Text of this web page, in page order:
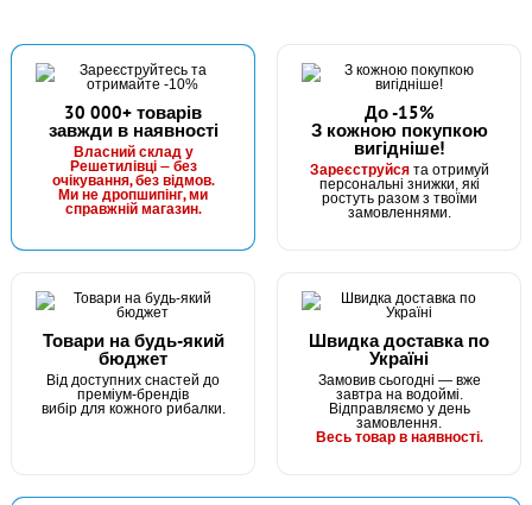
30 000+ товарів
завжди в наявності
Власний склад у
Решетилівці — без
очікування, без відмов.
Ми не дропшипінг, ми
справжній магазин.
До -15%
З кожною покупкою
вигідніше!
Зареєструйсята отримуй
персональні знижки, які
ростуть разом з твоїми
замовленнями.
Товари на будь-який
бюджет
Від доступних снастей до
преміум-брендів
вибір для кожного рибалки.
Швидка доставка по
Україні
Замовив сьогодні — вже
завтра на водоймі.
Відправляємо у день
замовлення.
Весь товар в наявності.